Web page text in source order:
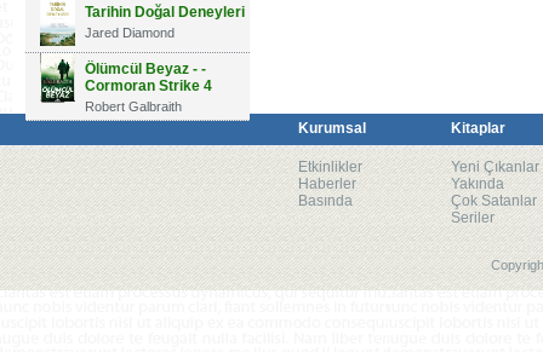
Tarihin Doğal Deneyleri
Jared Diamond
Ölümcül Beyaz - -
Cormoran Strike 4
Robert Galbraith
Kurumsal Kitaplar
Etkinlikler
Haberler
Basında
Yeni Çıkanlar
Yakında
Çok Satanlar
Seriler